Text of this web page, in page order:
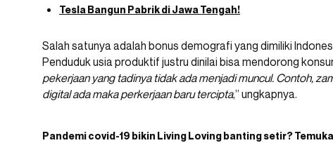
Tesla Bangun Pabrik di Jawa Tengah!
Salah satunya adalah bonus demografi yang dimiliki
Penduduk usia produktif justru dinilai bisa mendorong
pekerjaan yang tadinya tidak ada menjadi muncul. Contoh,
digital ada maka perkerjaan baru tercipta,” ungkapnya.
Pandemi covid-19 bikin Living Loving banting setir?